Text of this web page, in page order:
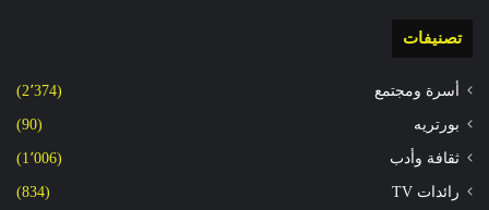
تصنيفات
أسرة ومجتمع (2٬374)
بورتريه (90)
ثقافة وأدب (1٬006)
رائدات TV (834)